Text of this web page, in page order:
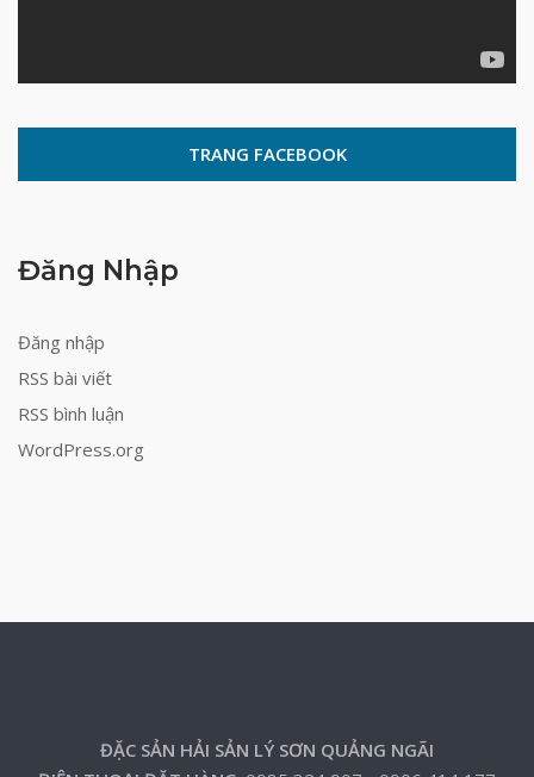
TRANG FACEBOOK
Đăng Nhập
Đăng nhập
RSS bài viết
RSS bình luận
WordPress.org
ĐẶC SẢN HẢI SẢN LÝ SƠN QUẢNG NGÃI